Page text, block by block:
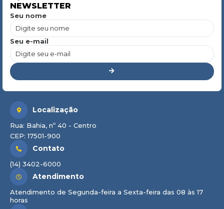
NEWSLETTER
Seu nome
Seu e-mail
Localização
Rua: Bahia, nº 40 - Centro
CEP: 17501-900
Contato
(14) 3402-6000
Atendimento
Atendimento de Segunda-feira a Sexta-feira das 08 às 17
horas